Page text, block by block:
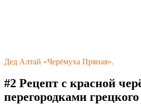
Дед Алтай «Черёмуха Пряная».
#2 Рецепт с красной
перегородками